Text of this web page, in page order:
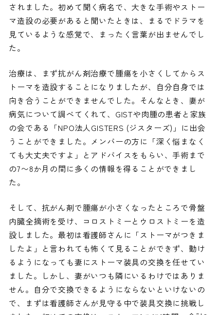
されました。初めて聞く病名で、大きな手術やストー
マ造設の必要があると聞いたときは、まるでドラマを
見ているような感覚で、まったく言葉が出ませんでし
た。
治療は、まず抗がん剤治療で腫瘍を小さくしてからス
トーマを造設することになりましたが、自分自身では
向き合うことができませんでした。そんなとき、妻が
病気について調べてくれて、GISTや肉腫の患者と家族
の会である「NPO法人GISTERS (ジスターズ)」に出会
うことができました。メンバーの方に「深く悩まなく
ても大丈夫ですよ」とアドバイスをもらい、手術まで
の7〜8か月の間に多くの情報を得ることができまし
た。
そして、抗がん剤で腫瘍が小さくなったところで骨盤
内臓全摘術を受け、コロストミーとウロストミーを造
設しました。最初は看護師さんに「ストーマがつきま
したよ」と言われても怖くて見ることができず、動け
るようになっても妻にストーマ装具の交換を任せてい
ました。しかし、妻がいつも隣にいるわけではありま
せん。自分で交換できるようにならないといけないの
で、まずは看護師さんが見守る中で装具交換に挑戦し